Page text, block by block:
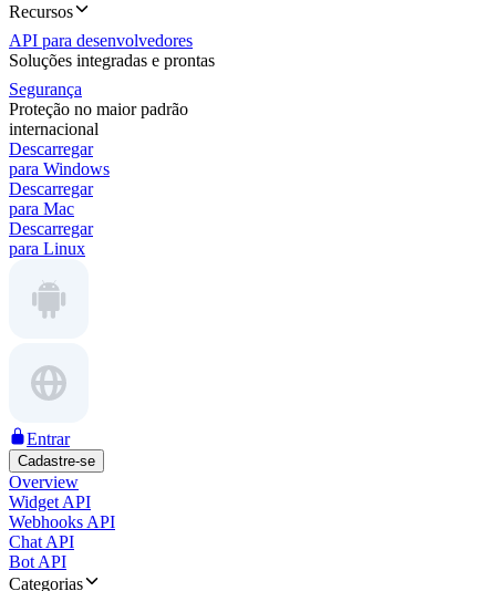
Recursos
API para desenvolvedores
Soluções integradas e prontas
Segurança
Proteção no maior padrão
internacional
Descarregar
para Windows
Descarregar
para Mac
Descarregar
para Linux
Entrar
Cadastre-se
Overview
Widget API
Webhooks API
Chat API
Bot API
Categorias